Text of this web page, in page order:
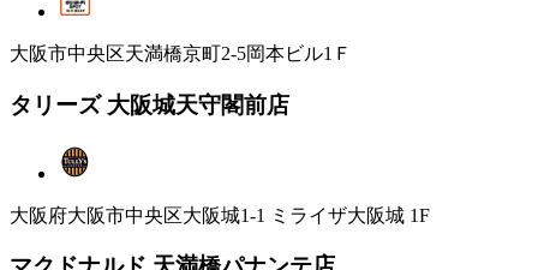
大阪市中央区天満橋京町2-5岡本ビル1Ｆ
タリーズ 大阪城天守閣前店
大阪府大阪市中央区大阪城1-1 ミライザ大阪城 1F